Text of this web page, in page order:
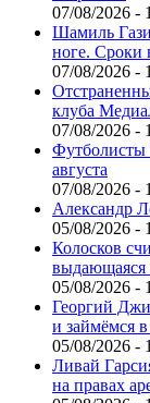
07/08/2026 -
Шамиль
ноге. Сроки
07/08/2026 -
клуба
07/08/2026 -
Футболисты
августа
07/08/2026 -
Александр
05/08/2026 -
Колосков
выдающаяся
05/08/2026 -
Георгий
и займёмся
05/08/2026 -
Ливай
на правах